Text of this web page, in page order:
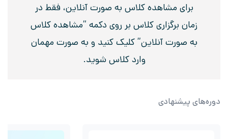
برای مشاهده کلاس به صورت آنلاین، فقط در
زمان برگزاری کلاس بر روی دکمه “مشاهده کلاس
به صورت آنلاین” کلیک کنید و به صورت مهمان
وارد کلاس شوید.
دوره‌های پیشنهادی